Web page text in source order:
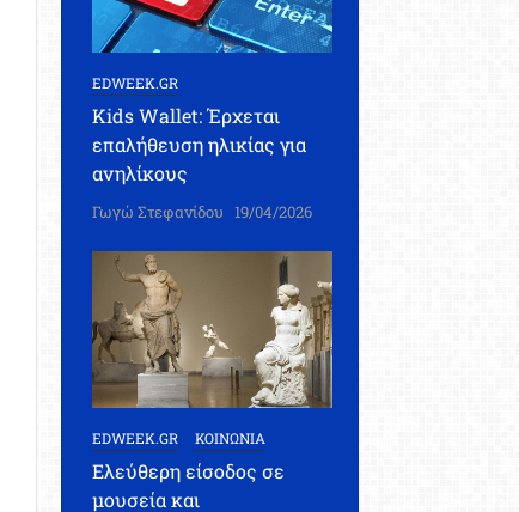
EDWEEK.GR
Kids Wallet: Έρχεται
επαλήθευση ηλικίας για
ανηλίκους
Γωγώ Στεφανίδου 19/04/2026
EDWEEK.GR ΚΟΙΝΩΝΙΑ
Ελεύθερη είσοδος σε
μουσεία και